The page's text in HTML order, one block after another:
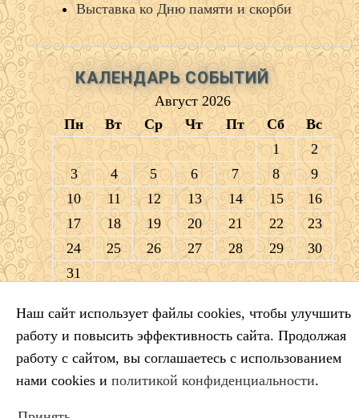
Выставка ко Дню памяти и скорби
КАЛЕНДАРЬ СОБЫТИЙ
Август 2026
Пн
Вт Ср Чт Пт Сб
Вс
1
2
3
4 5 6 7 8
9
10
11 12 13 14 15
16
17
18 19 20 21 22
23
24
25 26 27 28 29
30
31
ПОИСК ПО САЙТУ
Искать:
Наш сайт использует файлы cookies, чтобы улучшить
работу и повысить эффективность сайта. Продолжая
работу с сайтом, вы соглашаетесь с использованием
нами cookies и политикой конфиденциальности.